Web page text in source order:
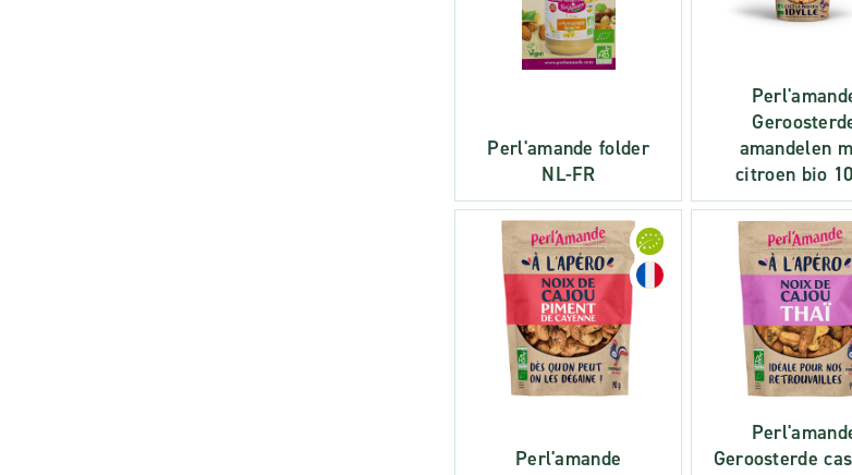
Perl'amande folder
NL-FR
amandelen
citroen bio
Perl'amande
Geroosterde